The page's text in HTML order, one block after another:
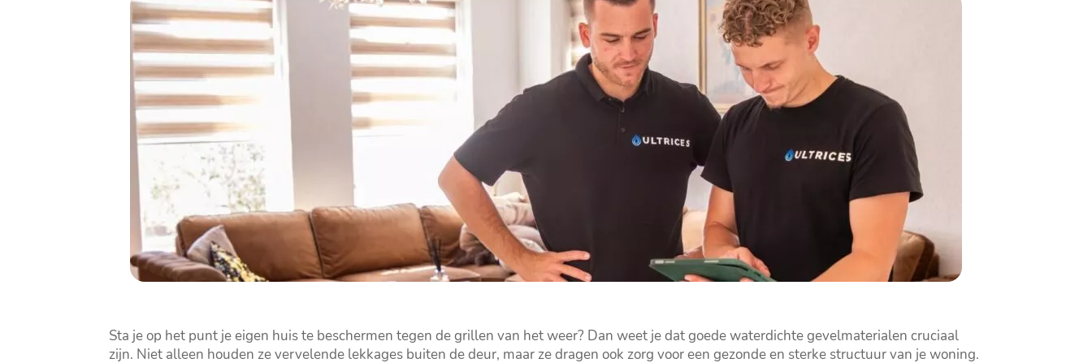
Sta je op het punt je eigen huis te beschermen tegen de grillen van het weer? Dan weet je dat goede waterdichte gevelmaterialen cruciaal
zijn.​ Niet alleen houden ze vervelende lekkages buiten de deur, maar ze dragen ook zorg voor een gezonde en sterke structuur van je woning.​